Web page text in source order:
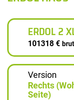
ERDOL 2
101318 €
Version
Rechts
Seite)